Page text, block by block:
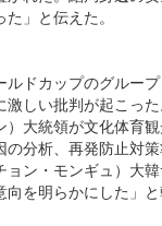
」と伝えた。
ルドカップのグループ
激しい批判が起こっ
）大統領が文化体育
の分析、再発防止対策
ョン・モンギュ）大
向を明らかにした」